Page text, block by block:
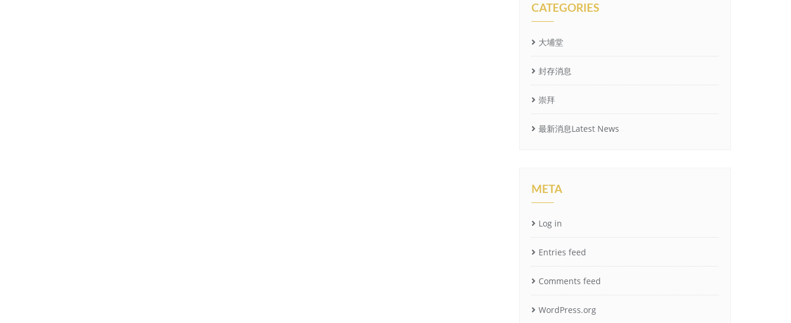
CATEGORIES
大埔堂
封存消息
崇拜
最新消息Latest News
META
Log in
Entries feed
Comments feed
WordPress.org